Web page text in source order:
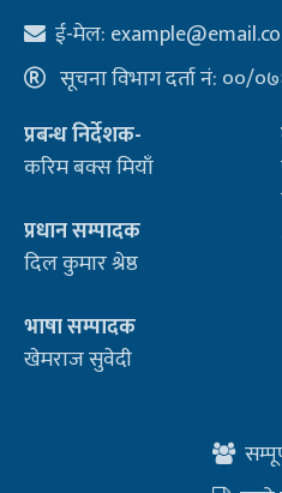
ई-मेल:
सूचना विभाग दर्ता नं: ००/
प्रबन्ध निर्देशक-
करिम बक्स मियाँ
प्रधान सम्पादक
दिल कुमार श्रेष्ठ
भाषा सम्पादक
खेमराज सुवेदी